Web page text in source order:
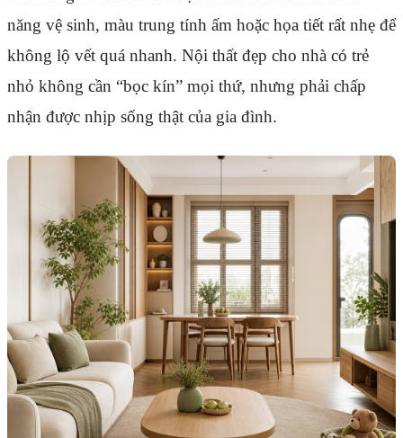
năng vệ sinh, màu trung tính ấm hoặc họa tiết rất nhẹ để
không lộ vết quá nhanh. Nội thất đẹp cho nhà có trẻ
nhỏ không cần “bọc kín” mọi thứ, nhưng phải chấp
nhận được nhịp sống thật của gia đình.